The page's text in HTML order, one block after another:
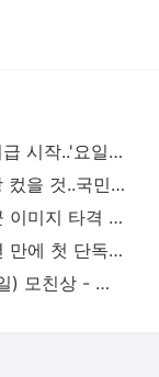
긴급재난지원금 오늘부터 지급 시작..'요일제' 적용
태영호 "김정은 등장 후 실망 컸을 것..국민께 사과"
강경준, 상간남 피소…사랑꾼 이미지 타격 [MK픽] - 스타투데이
서예지, 12월 29일 데뷔 11년 만에 첫 단독 팬미팅 개최 [공식] - MK스포츠
양희은·양희경 자매, 오늘(4일) 모친상 - 스타투데이